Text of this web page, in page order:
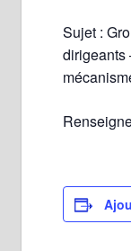
Sujet :
dirigeants